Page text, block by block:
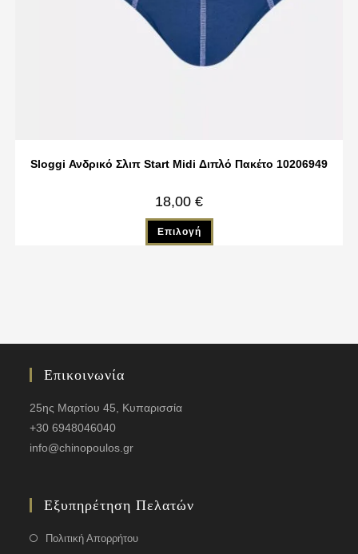
Sloggi Ανδρικό Σλιπ Start Midi Διπλό Πακέτο 10206949
18,00 €
Επιλογή
Επικοινωνία
25ης Μαρτίου 45, Κυπαρισσία
+30 6948046040
info@chinopoulos.gr
Εξυπηρέτηση Πελατών
Πολιτική Απορρήτου